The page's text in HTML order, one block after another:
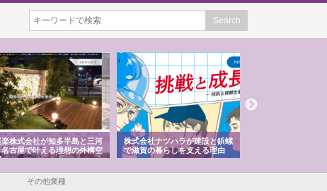
楽株式会社が知多半島と三河
名古屋で叶える理想の外構空
株式会社ナツハラが建設と鋲螺
で滋賀の暮らしを支える理由
その他業種